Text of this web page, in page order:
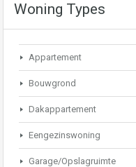
Woning Types
Appartement
Bouwgrond
Dakappartement
Eengezinswoning
Garage/Opslagruimte